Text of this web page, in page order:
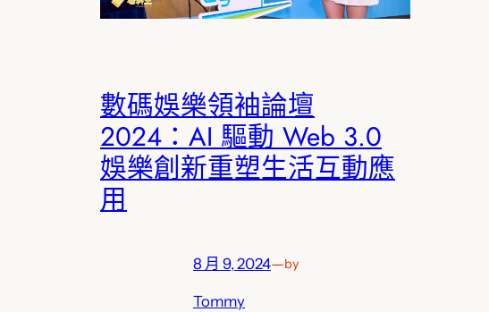
數碼娛樂領袖論壇
2024：AI 驅動 Web 3.0
娛樂創新重塑生活互動應
用
8 月 9, 2024—by
Tommy